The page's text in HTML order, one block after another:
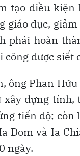
tạo điều kiện
giáo dục,
phải hoàn
công được siết
ông Phan
xây dựng tỉnh,
tiến độ; còn
Dom và Ia
ngày.